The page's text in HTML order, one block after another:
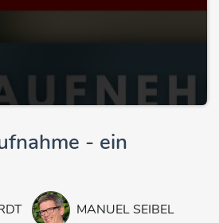
- ein
MANUEL SEIBEL